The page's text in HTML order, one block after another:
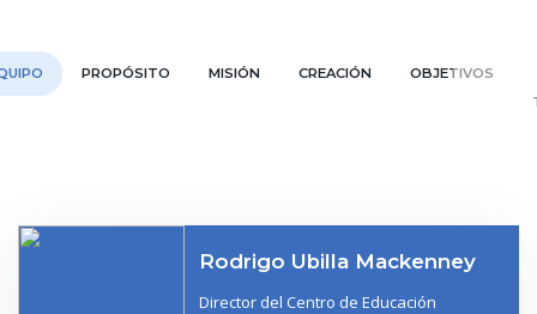
PROPÓSITO MISIÓN CREACIÓN
OBJETIVOS
Rodrigo Ubilla Mackenney
Director del Centro de Educación